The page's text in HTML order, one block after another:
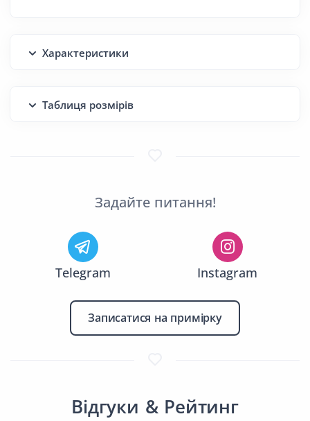
Характеристики
Таблиця розмірів
Задайте питання!
Telegram Instagram
Записатися на примірку
Відгуки & Рейтинг